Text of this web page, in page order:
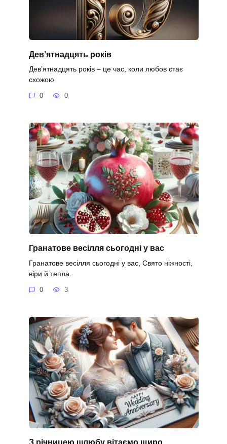
Дев’ятнадцять років
Дев’ятнадцять років – це час, коли любов стає
схожою
0 0
Гранатове весілля сьогодні у вас
Гранатове весілля сьогодні у вас, Свято ніжності,
віри й тепла.
0 3
З річницею шлюбу вітаємо щиро